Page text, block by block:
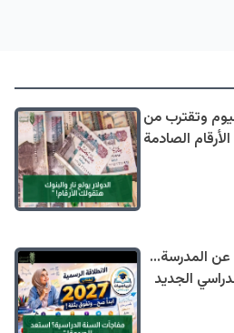
وتقترب من
الصادمة
عن المدرسة...
الجديد